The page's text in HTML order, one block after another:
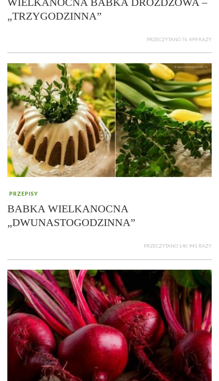
„TRZYGODZINNA”
PRZECZYTANO 76 499 RAZY
PRZEPISY
BABKA WIELKANOCNA
„DWUNASTOGODZINNA”
PRZECZYTANO 140 941 RAZY